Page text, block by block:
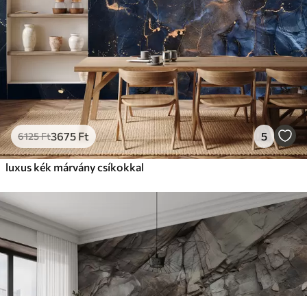
6125Ft3675 Ft 5
luxus kék márvány csíkokkal